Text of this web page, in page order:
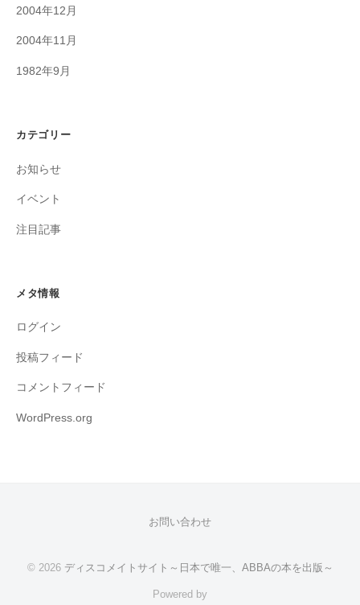
2004年12月
2004年11月
1982年9月
カテゴリー
お知らせ
イベント
注目記事
メタ情報
ログイン
投稿フィード
コメントフィード
WordPress.org
お問い合わせ
© 2026 ディスコメイトサイト～日本で唯一、ABBAの本を出版～
Powered by